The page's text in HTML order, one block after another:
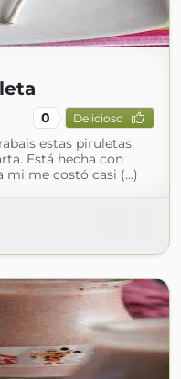
0 Delicioso
estas piruletas,
Está hecha con
mi me costó casi (...)